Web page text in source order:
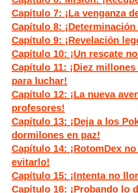
Capítulo 7: ¡La venganza
Capítulo 8:
Capítulo 9: ¡Revelación
Capítulo 10: ¡Un rescate
Capítulo 11: ¡Diez
para luchar!
Capítulo 12: ¡La nueva
profesores!
Capítulo 13: ¡Deja a los
dormilones en paz!
Capítulo 14: ¡RotomDex
evitarlo!
Capítulo 15: ¡Intenta no
Capítulo 16: ¡Probando lo